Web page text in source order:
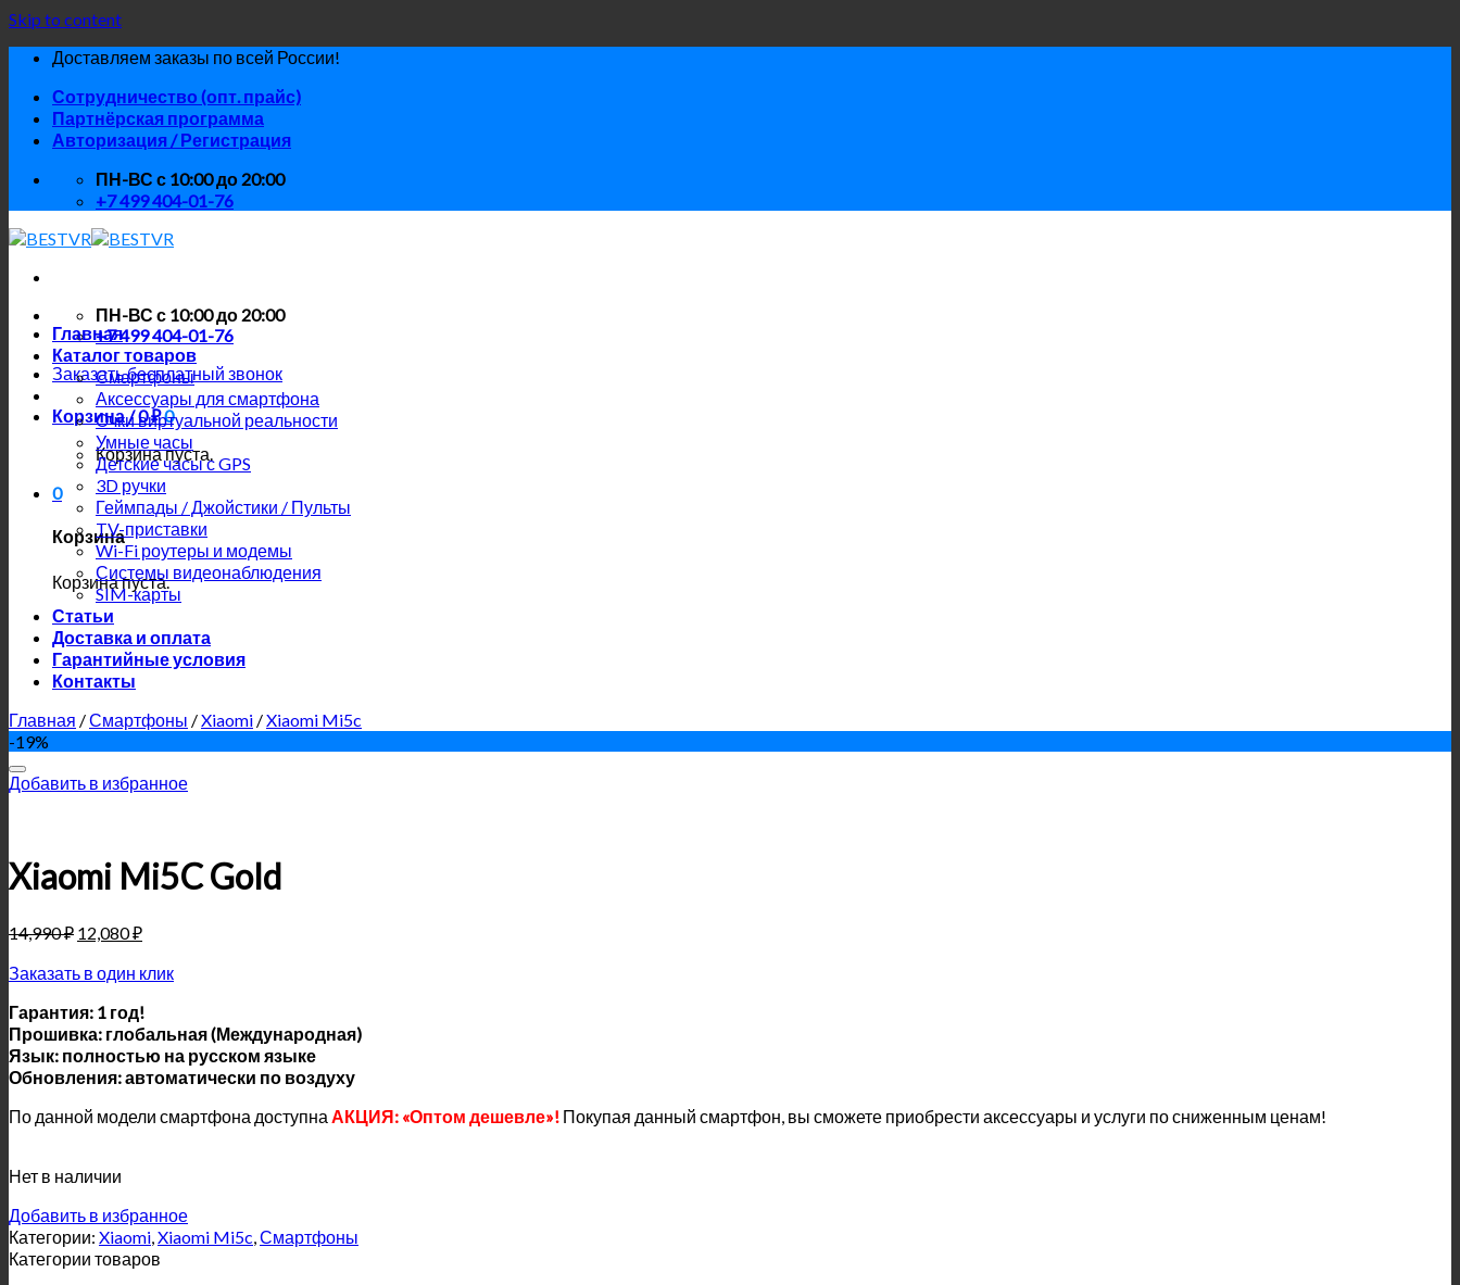
Skip to content
Доставляем заказы по всей России!
Сотрудничество (опт. прайс)
Партнёрская программа
Авторизация / Регистрация
ПН-ВС с 10:00 до 20:00
+7 499 404-01-76
ПН-ВС с 10:00 до 20:00
+7 499 404-01-76
Заказать бесплатный звонок
Корзина /0₽0
Корзина пуста.
0
Корзина
Корзина пуста.
Главная
Каталог товаров
Смартфоны
Аксессуары для смартфона
Очки виртуальной реальности
Умные часы
Детские часы с GPS
3D ручки
Геймпады / Джойстики / Пульты
TV-приставки
Wi-Fi роутеры и модемы
Системы видеонаблюдения
SIM-карты
Статьи
Доставка и оплата
Гарантийные условия
Контакты
Главная /Смартфоны /Xiaomi /Xiaomi Mi5c
-19%
Добавить в избранное
Xiaomi Mi5C Gold
14,990₽ 12,080₽
Заказать в один клик
Гарантия: 1 год!
Прошивка: глобальная (Международная)
Язык: полностью на русском языке
Обновления: автоматически по воздуху
По данной модели смартфона доступна АКЦИЯ: «Оптом дешевле»! Покупая данный смартфон, вы сможете приобрести аксессуары и услуги по сниженным ценам!
Нет в наличии
Добавить в избранное
Категории: Xiaomi,Xiaomi Mi5c,Смартфоны
Категории товаров